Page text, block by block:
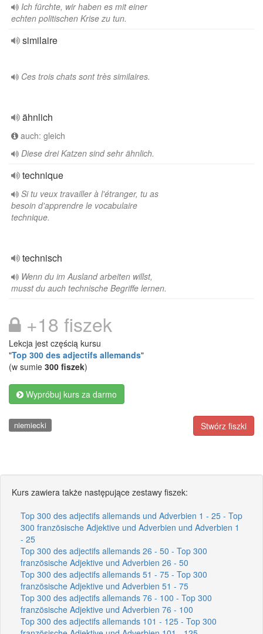
Ich fürchte, wir haben es mit einer
echten politischen Krise zu tun.
similaire
Ces trois chats sont très similaires.
ähnlich
auch: gleich
Diese drei Katzen sind sehr ähnlich.
technique
Si tu veux travailler à l'étranger, tu as
besoin d'apprendre le vocabulaire
technique.
technisch
Wenn du im Ausland arbeiten willst,
musst du auch technische Begriffe lernen.
+18 fiszek
Lekcja jest częścią kursu
"Top 300 des adjectifs allemands"
(w sumie 300 fiszek)
Wypróbuj kurs za darmo
Stwórz fiszki
niemiecki
Kurs zawiera także następujące zestawy fiszek:
Top 300 des adjectifs allemands und Adverbien 1 - 25 - Top
300 französische Adjektive und Adverbien und Adverbien 1
- 25
Top 300 des adjectifs allemands 26 - 50 - Top 300
französische Adjektive und Adverbien 26 - 50
Top 300 des adjectifs allemands 51 - 75 - Top 300
französische Adjektive und Adverbien 51 - 75
Top 300 des adjectifs allemands 76 - 100 - Top 300
französische Adjektive und Adverbien 76 - 100
Top 300 des adjectifs allemands 101 - 125 - Top 300